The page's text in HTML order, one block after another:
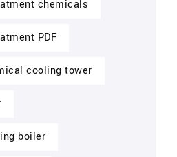
chemicals
PDF
cooling tower
boiler